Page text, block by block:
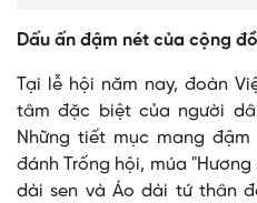
Dấu ấn đậm nét của cộng
Tại lễ hội năm nay, đoàn
tâm đặc biệt của người
Những tiết mục mang
đánh Trống hội, múa
dài sen và Áo dài tứ thân